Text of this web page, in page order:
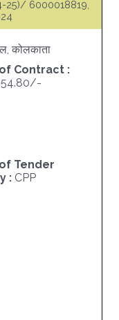
25)/ 6000018819,
कोलकाता
Contract :
Tender
: CPP